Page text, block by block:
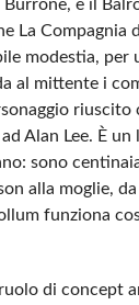
e il
La Compagnia
modestia, per
al mittente i
riuscito
Alan Lee. È un
sono
alla moglie,
funziona
di concept